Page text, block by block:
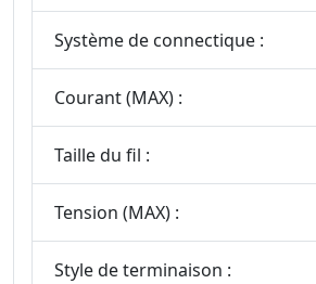
Système de connectique :
Courant (MAX) :
Taille du fil :
Tension (MAX) :
Style de terminaison :